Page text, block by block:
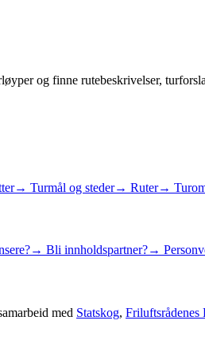
og finne rutebeskrivelser,
→ Turmål og steder→ Ruter→
→ Bli innholdspartner?→
med Statskog, Friluftsrådenes